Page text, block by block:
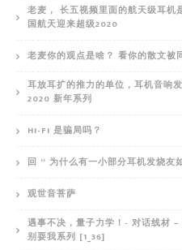
老麦， 长五视频里面的航天级耳机
国航天迎来超级2020
老麦你的观点是啥？ 看你的散文被
耳放耳扩的推力的单位，耳机音响
2020 新年系列
HI-FI 是骗局吗？
回 “ 为什么有一小部分耳机发烧友
观世音菩萨
遇事不决，量子力学！- 对话线材
别耍我系列 [1_36]